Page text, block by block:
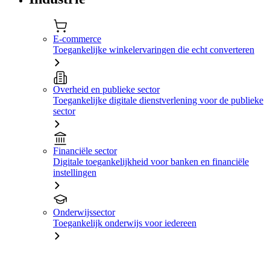
E-commerce
Toegankelijke winkelervaringen die echt converteren
Overheid en publieke sector
Toegankelijke digitale dienstverlening voor de publieke
sector
Financiële sector
Digitale toegankelijkheid voor banken en financiële
instellingen
Onderwijssector
Toegankelijk onderwijs voor iedereen